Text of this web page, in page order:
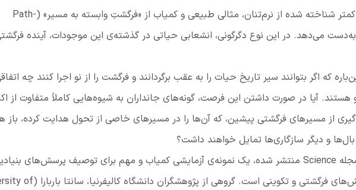
شناخته شده از نرم‌تنان، مثالی طبیعی و کمیاب از «فرگشتِ وابسته به مسیر» (
Path-
به‌دست می‌دهد. در این نوع دگرگونی، انشعابی حیاتی در گذشته‌ی این موجودات، آینده
که اگر بتوانند سیر تاریخ حیات را به عقب برگردانند و فرگشت را از نو اجرا کنند چه
هستند. آیا در صورت داشتن این فرصت، گونه‌های جانداران به شیوه‌هایی کاملاً متفاوت از
از مسیرهای فرگشتی پیشین، که آن‌ها را در مسیرهای خاصی از تحول هدایت کرده، باز
و دیگر سازگاری‌ها تمایل خواهند داشت؟
Science منتشر شده، یک نمونه‌ی آزمایشی کمیاب و مهم برای توصیف پرسش‌های
فرگشتی و تکوینی است. گروهی از پژوهشگران دانشگاه کالیفرنیا، سانتا باربارا (
of